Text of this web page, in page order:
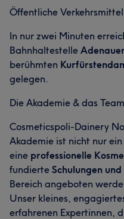
Öffentliche Verkehrsmittel
In nur zwei Minuten
Bahnhaltestelle
berühmten
gelegen.
Die Akademie & das Team
Cosmeticspoli-Dainery
Akademie ist nicht nur
eine professionelle
fundierte Schulungen
Bereich angeboten
Unser kleines,
erfahrenen Expertinnen,